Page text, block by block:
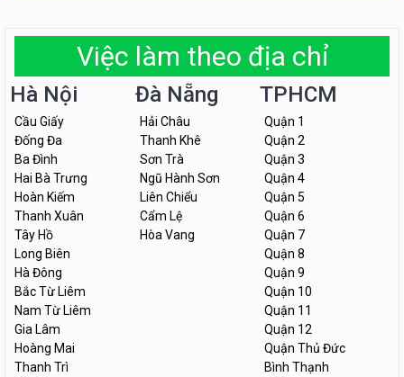
Việc làm theo địa chỉ
Hà Nội
Cầu Giấy
Đống Đa
Ba Đình
Hai Bà Trưng
Hoàn Kiếm
Thanh Xuân
Tây Hồ
Long Biên
Hà Đông
Bắc Từ Liêm
Nam Từ Liêm
Gia Lâm
Hoàng Mai
Thanh Trì
Đà Nẵng
Hải Châu
Thanh Khê
Sơn Trà
Ngũ Hành Sơn
Liên Chiểu
Cẩm Lệ
Hòa Vang
TPHCM
Quận 1
Quận 2
Quận 3
Quận 4
Quận 5
Quận 6
Quận 7
Quận 8
Quận 9
Quận 10
Quận 11
Quận 12
Quận Thủ Đức
Bình Thạnh